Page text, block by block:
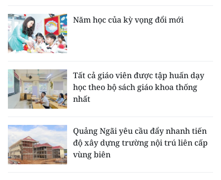
Năm học của kỳ vọng đổi mới
Tất cả giáo viên được tập huấn dạy
học theo bộ sách giáo khoa thống
nhất
Quảng Ngãi yêu cầu đẩy nhanh tiến
độ xây dựng trường nội trú liên cấp
vùng biên